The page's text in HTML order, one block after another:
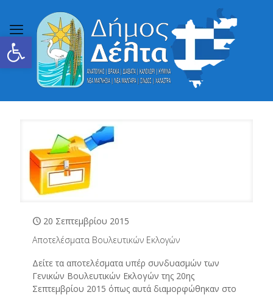
Ανοίξτε τη γραμμή εργαλείων
20 Σεπτεμβρίου 2015
Αποτελέσματα Βουλευτικών Εκλογών
Δείτε τα αποτελέσματα υπέρ συνδυασμών των
Γενικών Βουλευτικών Εκλογών της 20ης
Σεπτεμβρίου 2015 όπως αυτά διαμορφώθηκαν στο